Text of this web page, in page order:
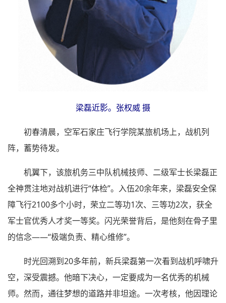
梁磊近影。张权威 摄
初春清晨，空军石家庄飞行学院某旅机场上，战机列
阵，蓄势待发。
机翼下，该旅机务三中队机械技师、二级军士长梁磊正
全神贯注地对战机进行“体检”。入伍20余年来，梁磊安全保
障飞行2100多个小时，荣立二等功1次、三等功2次，获全
军士官优秀人才奖一等奖。闪光荣誉背后，是他刻在骨子里
的信念——“极端负责、精心维修”。
时光回溯到20多年前，新兵梁磊第一次看到战机呼啸升
空，深受震撼。他暗下决心，一定要成为一名优秀的机械
师。然而，通往梦想的道路并非坦途。一次考核，他因理论